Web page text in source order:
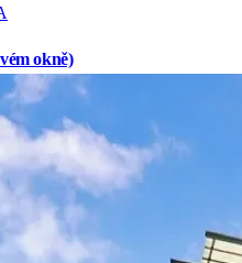
okně)